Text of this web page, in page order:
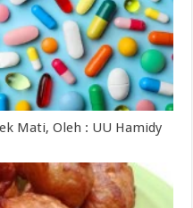
Mati, Oleh : UU Hamidy